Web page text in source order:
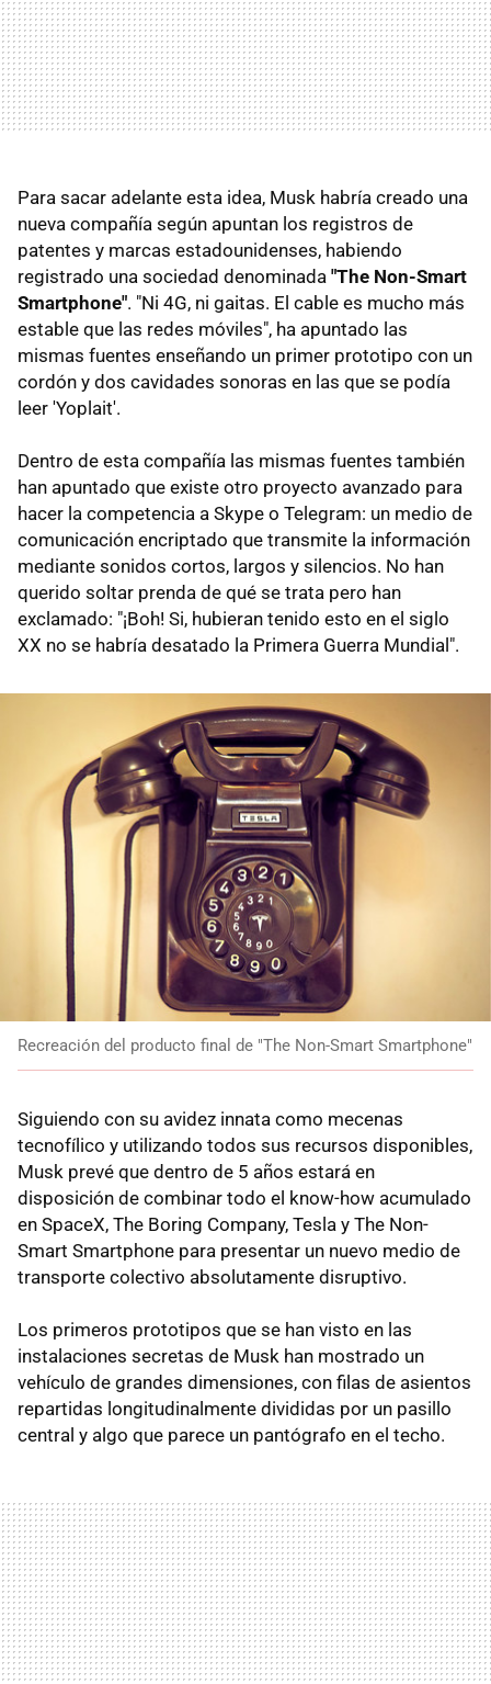
Para sacar adelante esta idea, Musk habría creado una
nueva compañía según apuntan los registros de
patentes y marcas estadounidenses, habiendo
registrado una sociedad denominada "The Non-Smart
Smartphone". "Ni 4G, ni gaitas. El cable es mucho más
estable que las redes móviles", ha apuntado las
mismas fuentes enseñando un primer prototipo con un
cordón y dos cavidades sonoras en las que se podía
leer 'Yoplait'.
Dentro de esta compañía las mismas fuentes también
han apuntado que existe otro proyecto avanzado para
hacer la competencia a Skype o Telegram: un medio de
comunicación encriptado que transmite la información
mediante sonidos cortos, largos y silencios. No han
querido soltar prenda de qué se trata pero han
exclamado: "¡Boh! Si, hubieran tenido esto en el siglo
XX no se habría desatado la Primera Guerra Mundial".
Recreación del producto final de "The Non-Smart Smartphone"
Siguiendo con su avidez innata como mecenas
tecnofílico y utilizando todos sus recursos disponibles,
Musk prevé que dentro de 5 años estará en
disposición de combinar todo el know-how acumulado
en SpaceX, The Boring Company, Tesla y The Non-
Smart Smartphone para presentar un nuevo medio de
transporte colectivo absolutamente disruptivo.
Los primeros prototipos que se han visto en las
instalaciones secretas de Musk han mostrado un
vehículo de grandes dimensiones, con filas de asientos
repartidas longitudinalmente divididas por un pasillo
central y algo que parece un pantógrafo en el techo.